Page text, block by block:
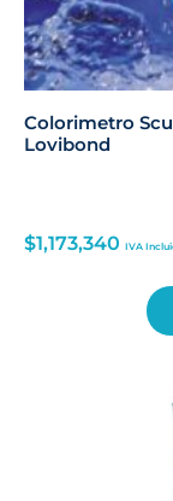
Colorimetro
Lovibond
$1,173,340 IVA